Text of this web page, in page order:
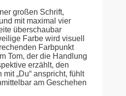
großen Schrift,
mit maximal vier
überschaubar
Farbe wird visuell
Farbpunkt
Tom, der die Handlung
erzählt, den
mit „Du“ anspricht, fühlt
am Geschehen